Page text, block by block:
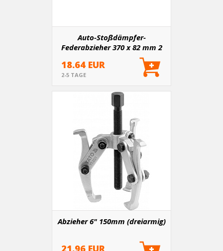
Auto-Stoßdämpfer-
Federabzieher 370 x 82 mm 2
18.64 EUR
2-5 TAGE
Abzieher 6" 150mm (dreiarmig)
21.96 EUR